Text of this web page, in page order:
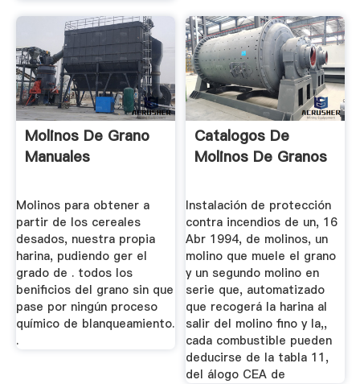
Molinos De Grano
Manuales
Molinos para obtener a
partir de los cereales
desados, nuestra propia
harina, pudiendo ger el
grado de . todos los
benificios del grano sin que
pase por ningún proceso
químico de blanqueamiento.
.
Catalogos De
Molinos De Granos
Instalación de protección
contra incendios de un, 16
Abr 1994, de molinos, un
molino que muele el grano
y un segundo molino en
serie que, automatizado
que recogerá la harina al
salir del molino fino y la,,
cada combustible pueden
deducirse de la tabla 11,
del álogo CEA de